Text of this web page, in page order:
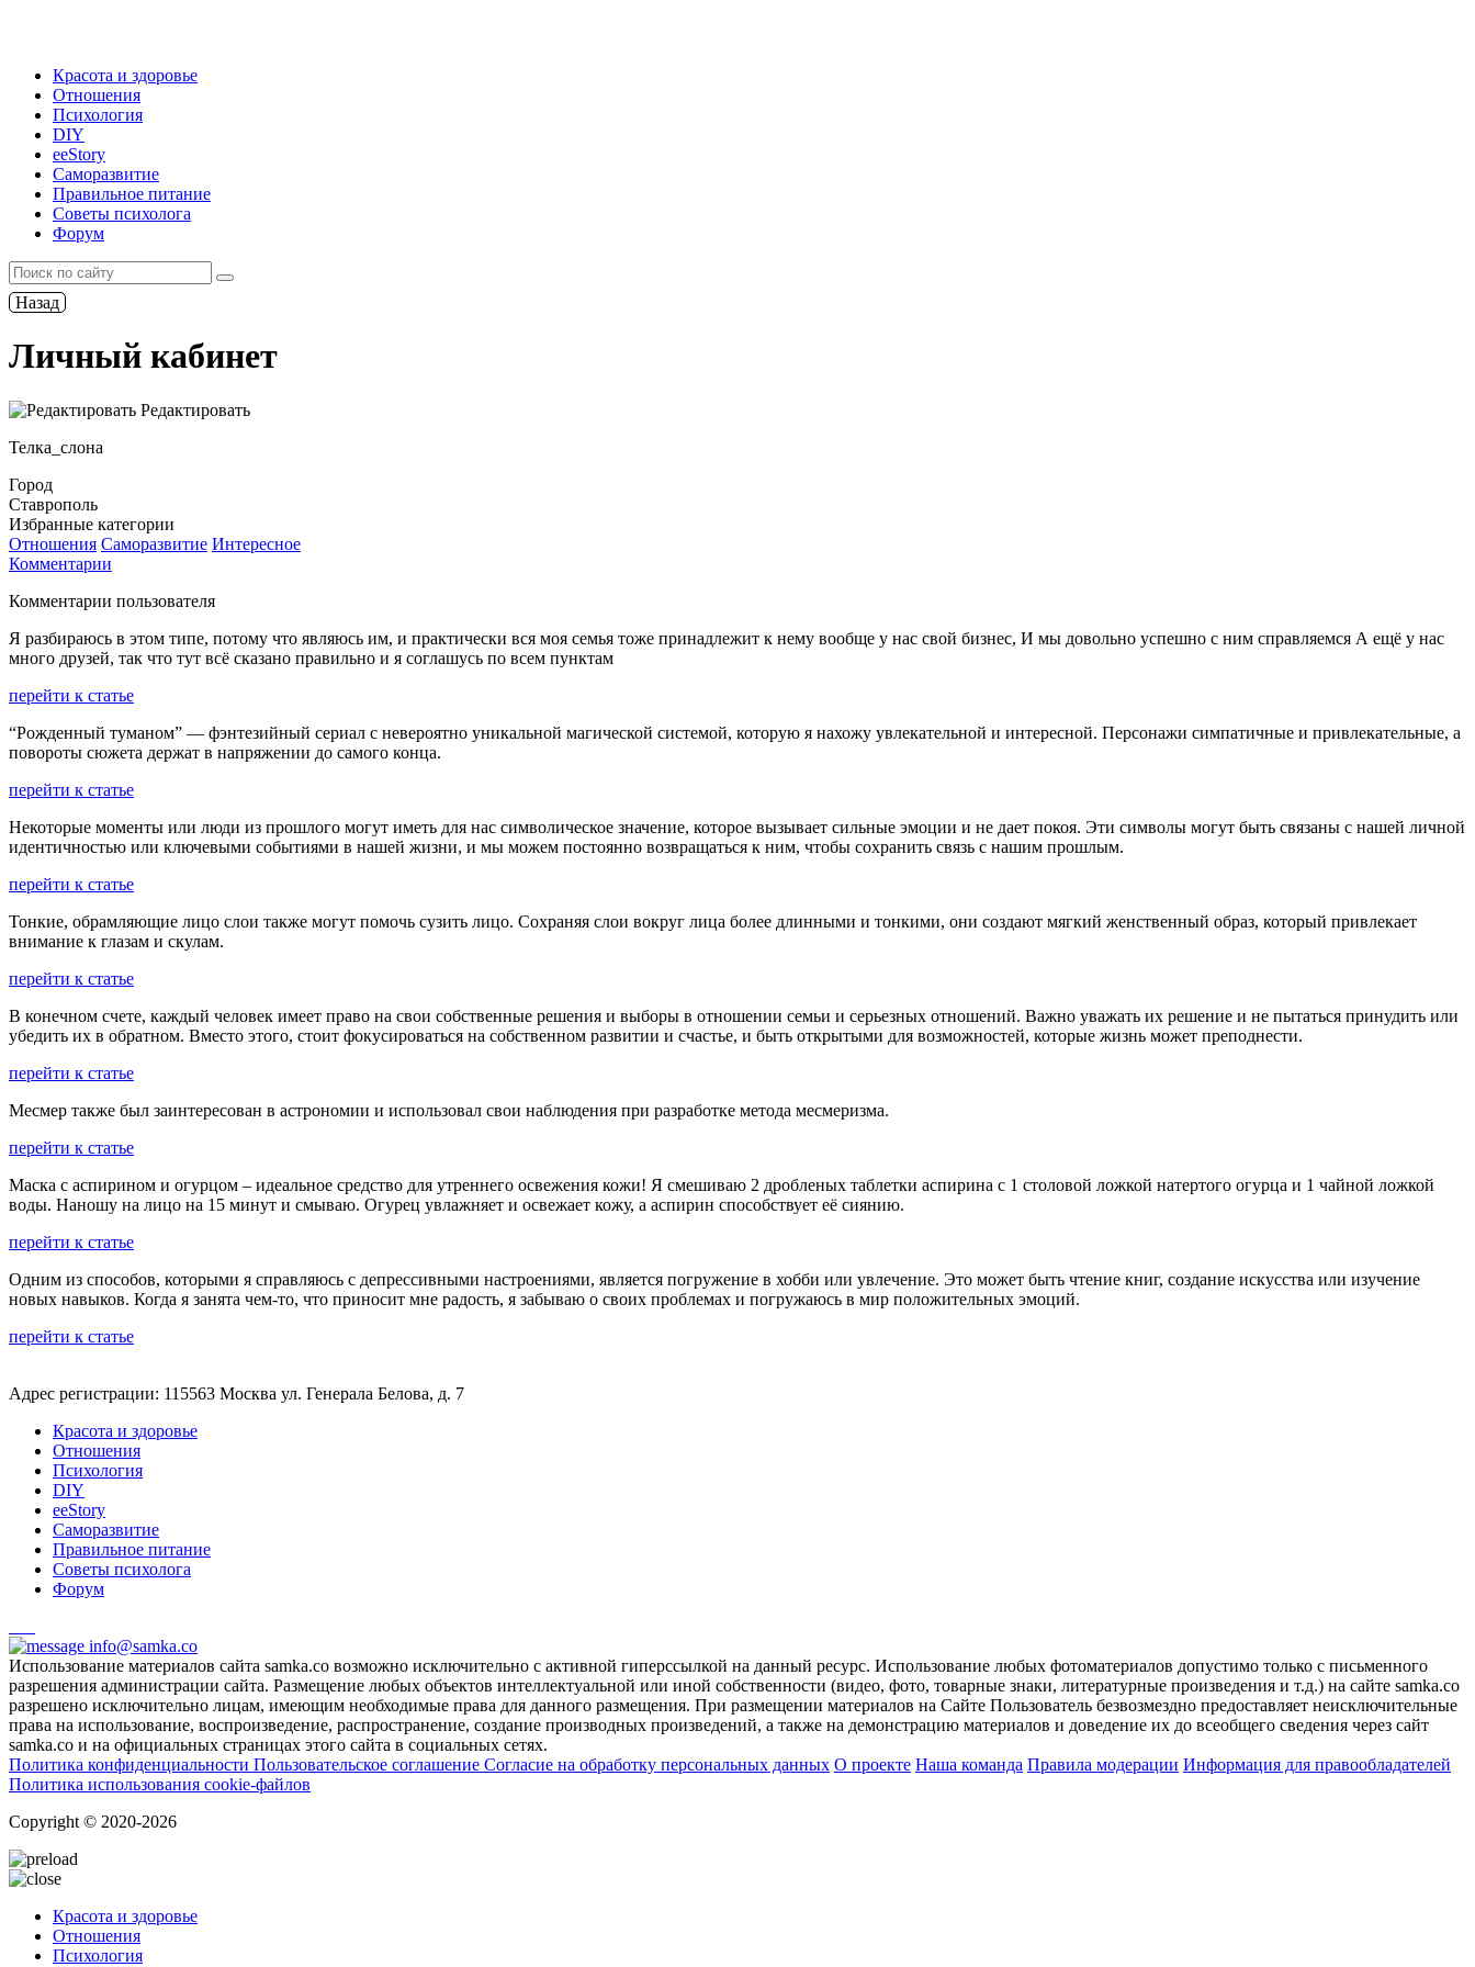
Красота и здоровье
Отношения
Психология
DIY
ееStory
Саморазвитие
Правильное питание
Советы психолога
Форум
Назад
Личный кабинет
Редактировать
Телка_слона
Город
Ставрополь
Избранные категории
Отношения Саморазвитие Интересное
Комментарии
Комментарии пользователя
Я разбираюсь в этом типе, потому что являюсь им, и практически вся моя семья тоже принадлежит к нему вообще у нас свой бизнес, И мы довольно успешно с ним справляемся А ещё у нас
много друзей, так что тут всё сказано правильно и я соглашусь по всем пунктам
перейти к статье
“Рожденный туманом” — фэнтезийный сериал с невероятно уникальной магической системой, которую я нахожу увлекательной и интересной. Персонажи симпатичные и привлекательные, а
повороты сюжета держат в напряжении до самого конца.
перейти к статье
Некоторые моменты или люди из прошлого могут иметь для нас символическое значение, которое вызывает сильные эмоции и не дает покоя. Эти символы могут быть связаны с нашей личной
идентичностью или ключевыми событиями в нашей жизни, и мы можем постоянно возвращаться к ним, чтобы сохранить связь с нашим прошлым.
перейти к статье
Тонкие, обрамляющие лицо слои также могут помочь сузить лицо. Сохраняя слои вокруг лица более длинными и тонкими, они создают мягкий женственный образ, который привлекает
внимание к глазам и скулам.
перейти к статье
В конечном счете, каждый человек имеет право на свои собственные решения и выборы в отношении семьи и серьезных отношений. Важно уважать их решение и не пытаться принудить или
убедить их в обратном. Вместо этого, стоит фокусироваться на собственном развитии и счастье, и быть открытыми для возможностей, которые жизнь может преподнести.
перейти к статье
Месмер также был заинтересован в астрономии и использовал свои наблюдения при разработке метода месмеризма.
перейти к статье
Маска с аспирином и огурцом – идеальное средство для утреннего освежения кожи! Я смешиваю 2 дробленых таблетки аспирина с 1 столовой ложкой натертого огурца и 1 чайной ложкой
воды. Наношу на лицо на 15 минут и смываю. Огурец увлажняет и освежает кожу, а аспирин способствует её сиянию.
перейти к статье
Одним из способов, которыми я справляюсь с депрессивными настроениями, является погружение в хобби или увлечение. Это может быть чтение книг, создание искусства или изучение
новых навыков. Когда я занята чем-то, что приносит мне радость, я забываю о своих проблемах и погружаюсь в мир положительных эмоций.
перейти к статье
Адрес регистрации: 115563 Москва ул. Генерала Белова, д. 7
Красота и здоровье
Отношения
Психология
DIY
ееStory
Саморазвитие
Правильное питание
Советы психолога
Форум
info@samka.co
Использование материалов сайта samka.co возможно исключительно с активной гиперссылкой на данный ресурс. Использование любых фотоматериалов допустимо только с письменного
разрешения администрации сайта. Размещение любых объектов интеллектуальной или иной собственности (видео, фото, товарные знаки, литературные произведения и т.д.) на сайте samka.co
разрешено исключительно лицам, имеющим необходимые права для данного размещения. При размещении материалов на Сайте Пользователь безвозмездно предоставляет неисключительные
права на использование, воспроизведение, распространение, создание производных произведений, а также на демонстрацию материалов и доведение их до всеобщего сведения через сайт
samka.co и на официальных страницах этого сайта в социальных сетях.
Политика конфиденциальности Пользовательское соглашение Согласие на обработку персональных данных О проекте Наша команда Правила модерации Информация для правообладателей
Политика использования cookie-файлов
Copyright © 2020-2026
Красота и здоровье
Отношения
Психология